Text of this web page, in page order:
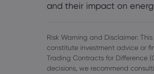
and their impact on
Risk Warning and Disclaimer:
constitute investment advice or
Trading Contracts for Difference
decisions, we recommend